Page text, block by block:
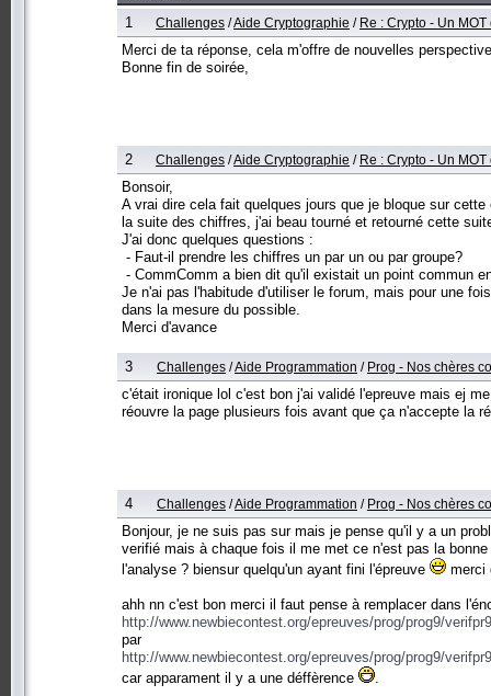
1 Challenges /Aide Cryptographie / Re : Crypto - Un
Merci de ta réponse, cela m'offre de nouvelles
Bonne fin de soirée,
2 Challenges /Aide Cryptographie / Re : Crypto - Un
Bonsoir,
A vrai dire cela fait quelques jours que je bloque sur
la suite des chiffres, j'ai beau tourné et retourné cette
J'ai donc quelques questions :
- Faut-il prendre les chiffres un par un ou par groupe?
- CommComm a bien dit qu'il existait un point commun
Je n'ai pas l'habitude d'utiliser le forum, mais pour une
dans la mesure du possible.
Merci d'avance
3 Challenges /Aide Programmation / Prog - Nos chères
c'était ironique lol c'est bon j'ai validé l'epreuve mais ej
réouvre la page plusieurs fois avant que ça n'accepte la
4 Challenges /Aide Programmation / Prog - Nos chères
Bonjour, je ne suis pas sur mais je pense qu'il y a un
verifié mais à chaque fois il me met ce n'est pas la
l'analyse ? biensur quelqu'un ayant fini l'épreuve
merci
ahh nn c'est bon merci il faut pense à remplacer dans
http://www.newbiecontest.org/epreuves/prog/prog9/
par
http://www.newbiecontest.org/epreuves/prog/prog9/
car apparament il y a une déffèrence